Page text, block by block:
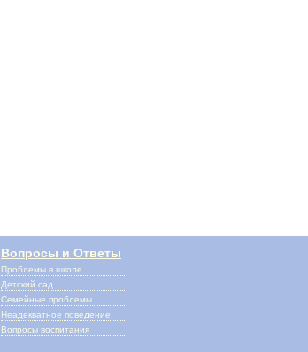
Вопросы и Ответы
Проблемы в школе
Детский сад
Семейные проблемы
Неадекватное поведение
Вопросы воспитания